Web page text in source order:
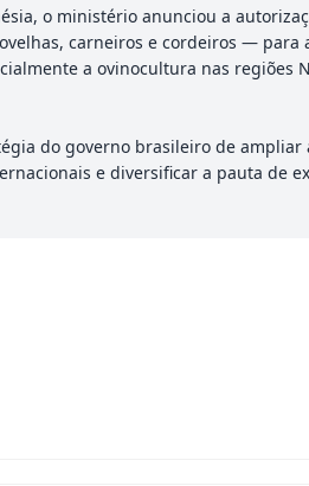
o ministério anunciou a
carneiros e cordeiros — para
a ovinocultura nas regiões
do governo brasileiro de ampliar
e diversificar a pauta de